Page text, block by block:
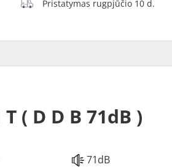
Pristatymas rugpjūčio 10 d.
( D D B 71dB )
71dB